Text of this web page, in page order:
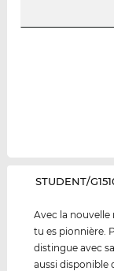
‌STUDENT/
Avec la nouvelle
tu es pionnière.
distingue avec
aussi disponible